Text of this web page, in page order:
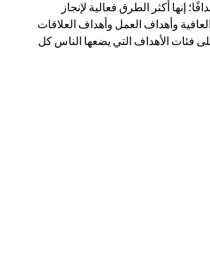
إنها أكثر الطرق فعالية لإنجاز
وأهداف العمل وأهداف العلاقات
فئات الأهداف التي يضعها الناس كل